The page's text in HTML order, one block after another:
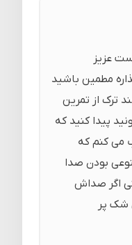
عزیز
مطمین باشید
ترک از تمرین
پیدا کنید که
می کنم که
بودن صدا
اگر صداش
شک پر